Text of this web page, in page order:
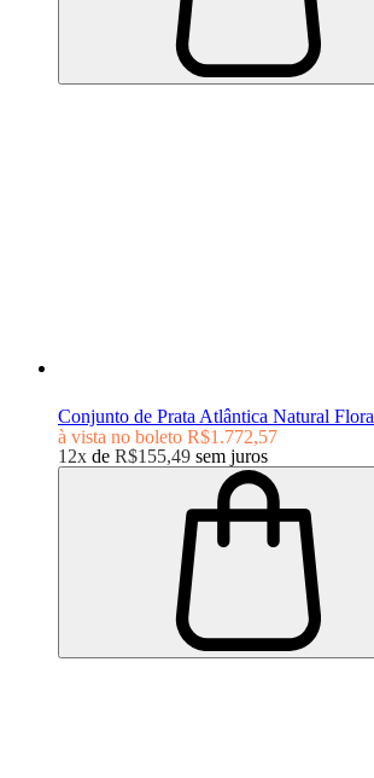
Conjunto de Prata Atlântica Natural Flora
à vista no boleto R$1.772,57
12x de R$155,49 sem juros